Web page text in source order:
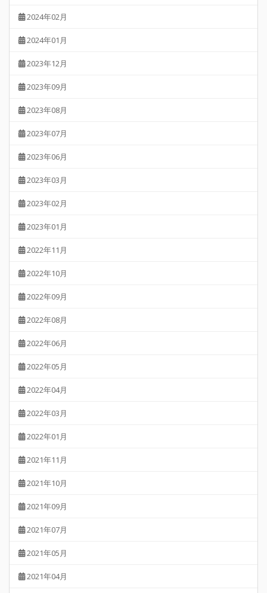
2024年02月
2024年01月
2023年12月
2023年09月
2023年08月
2023年07月
2023年06月
2023年03月
2023年02月
2023年01月
2022年11月
2022年10月
2022年09月
2022年08月
2022年06月
2022年05月
2022年04月
2022年03月
2022年01月
2021年11月
2021年10月
2021年09月
2021年07月
2021年05月
2021年04月